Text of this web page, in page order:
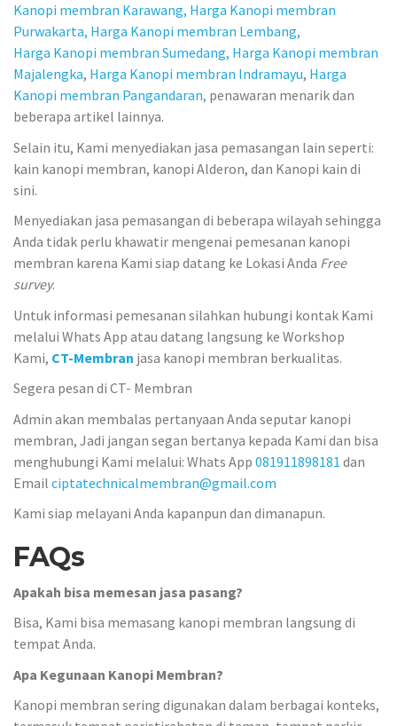
Kanopi membran Karawang, Harga Kanopi membran
Purwakarta, Harga Kanopi membran Lembang,
Harga Kanopi membran Sumedang, Harga Kanopi membran
Majalengka, Harga Kanopi membran Indramayu, Harga
Kanopi membran Pangandaran, penawaran menarik dan
beberapa artikel lainnya.
Selain itu, Kami menyediakan jasa pemasangan lain seperti:
kain kanopi membran, kanopi Alderon, dan Kanopi kain di
sini.
Menyediakan jasa pemasangan di beberapa wilayah sehingga
Anda tidak perlu khawatir mengenai pemesanan kanopi
membran karena Kami siap datang ke Lokasi Anda Free
survey.
Untuk informasi pemesanan silahkan hubungi kontak Kami
melalui Whats App atau datang langsung ke Workshop
Kami, CT-Membran jasa kanopi membran berkualitas.
Segera pesan di CT- Membran
Admin akan membalas pertanyaan Anda seputar kanopi
membran, Jadi jangan segan bertanya kepada Kami dan bisa
menghubungi Kami melalui: Whats App 081911898181 dan
Email ciptatechnicalmembran@gmail.com
Kami siap melayani Anda kapanpun dan dimanapun.
FAQs
Apakah bisa memesan jasa pasang?
Bisa, Kami bisa memasang kanopi membran langsung di
tempat Anda.
Apa Kegunaan Kanopi Membran?
Kanopi membran sering digunakan dalam berbagai konteks,